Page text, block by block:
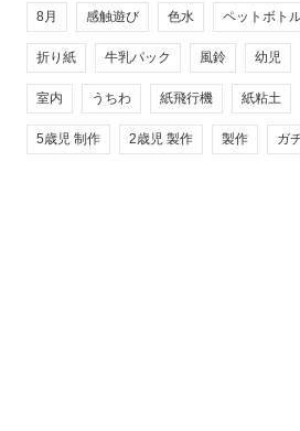
8月 感触遊び 色水 ペットボト
折り紙 牛乳パック 風鈴 幼児
室内 うちわ 紙飛行機 紙粘土
5歳児 制作 2歳児 製作 製作 ガ